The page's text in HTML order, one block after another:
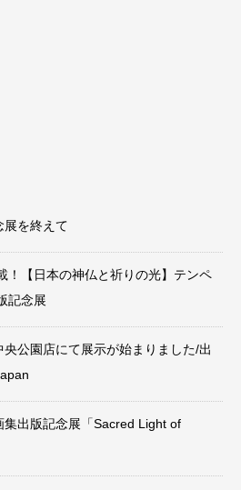
展を終えて
！【日本の神仏と祈りの光】テンペ
記念展
公園店にて展示が始まりました/出
出版記念展「Sacred Light of